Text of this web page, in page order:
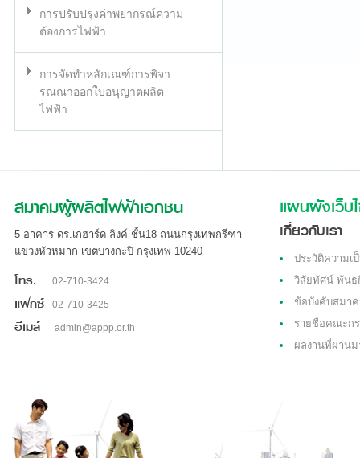
การปรับปรุงค่าพยากรณ์ความ
ต้องการไฟฟ้า
การจัดทำหลักเณฑ์การพิจา
รณณาออกใบอนุญาตผลิต
ไฟฟ้า
สมาคมผู้ผลิตไฟฟ้าเอกชน
5 อาคาร ดร.เกฮาร์ด ลิงค์ ชั้น18 ถนนกรุงเทพกรีฑา
แขวงหัวหมาก เขตบางกะปิ กรุงเทพ 10240
โทร. 02-710-3424
แฟกซ์ 02-710-3425
อีเมล์ admin@appp.or.th
แผนผังเว็บ
เกี่ยวกับเรา
ประวัติความเ
วิสัยทัศน์ พันธ
ข้อบังคับสมา
รายชื่อคณะก
ผลงานที่ผ่านม